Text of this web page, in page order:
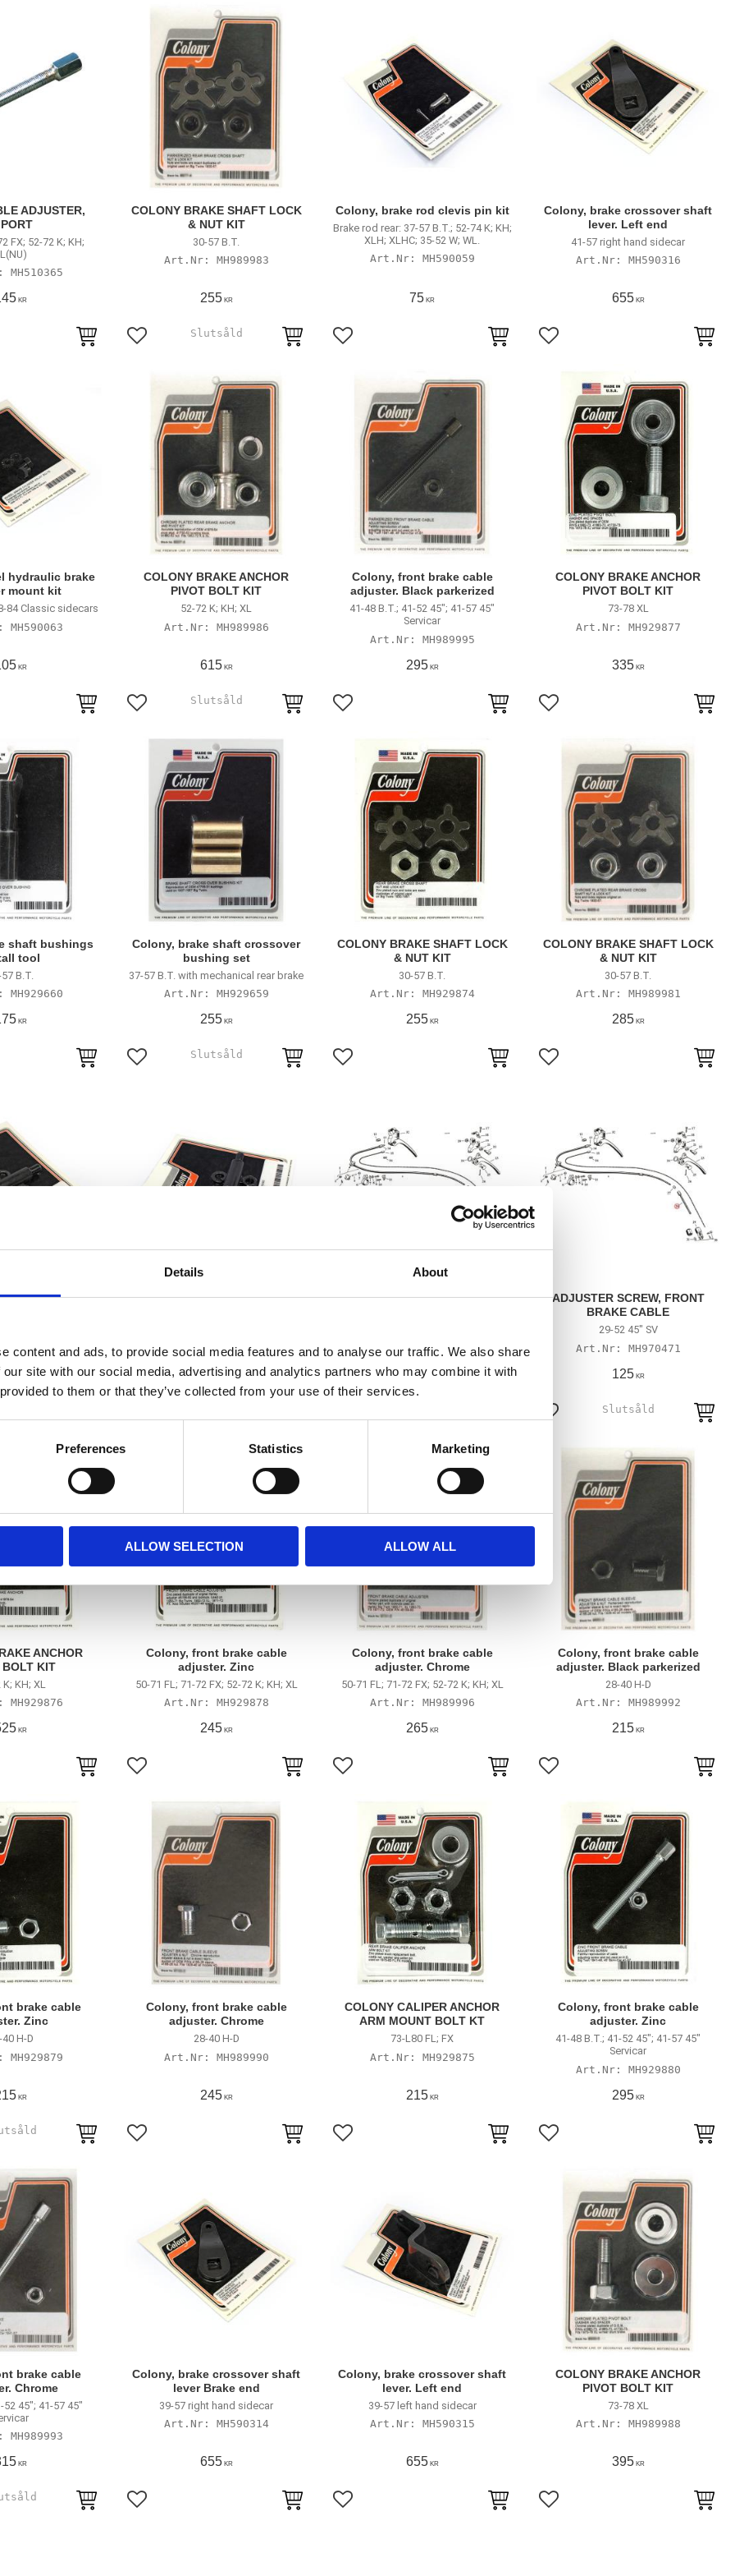
Details About
content and ads, to provide social media features and to analyse our traffic. We also share
site with our social media, advertising and analytics partners who may combine it with
to them or that they’ve collected from your use of their services.
Preferences Statistics Marketing
ALLOW SELECTION ALLOW ALL
ADJUSTER,
FX; 52-72 K; KH;
MH510365
KR
COLONY BRAKE SHAFT LOCK
& NUT KIT
30-57 B.T.
MH989983
255KR
Lägg till i favoriter
Colony, brake rod clevis pin kit
Brake rod rear: 37-57 B.T.; 52-74 K; KH;
XLH; XLHC; 35-52 W; WL.
MH590059
75 KR
Lägg till i favoriter
Colony, brake crossover shaft
lever. Left end
41-57 right hand sidecar
MH590316
655KR
Lägg till i favoriter
hydraulic brake
mount kit
84 Classic sidecars
MH590063
KR
COLONY BRAKE ANCHOR
PIVOT BOLT KIT
52-72 K; KH; XL
MH989986
615KR
Lägg till i favoriter
Colony, front brake cable
adjuster. Black parkerized
41-48 B.T.; 41-52 45"; 41-57 45"
Servicar
MH989995
295KR
Lägg till i favoriter
COLONY BRAKE ANCHOR
PIVOT BOLT KIT
73-78 XL
MH929877
335KR
Lägg till i favoriter
shaft bushings
tool
B.T.
MH929660
KR
Colony, brake shaft crossover
bushing set
37-57 B.T. with mechanical rear brake
MH929659
255KR
Lägg till i favoriter
COLONY BRAKE SHAFT LOCK
& NUT KIT
30-57 B.T.
MH929874
255KR
Lägg till i favoriter
COLONY BRAKE SHAFT LOCK
& NUT KIT
30-57 B.T.
MH989981
285KR
Lägg till i favoriter
lever stud kit
KR
Colony, brake lever stud install
MH590310
305KR
Lägg till i favoriter
ADJUSTER SCREW, FRONT
MH970474
135 KR
Lägg till i favoriter
ADJUSTER SCREW, FRONT
BRAKE CABLE
29-52 45" SV
MH970471
125KR
Lägg till i favoriter
ANCHOR
BOLT KIT
KH; XL
MH929876
KR
Colony, front brake cable
adjuster. Zinc
50-71 FL; 71-72 FX; 52-72 K; KH; XL
MH929878
245KR
Lägg till i favoriter
Colony, front brake cable
adjuster. Chrome
50-71 FL; 71-72 FX; 52-72 K; KH; XL
MH989996
265KR
Lägg till i favoriter
Colony, front brake cable
adjuster. Black parkerized
28-40 H-D
MH989992
215KR
Lägg till i favoriter
brake cable
Zinc
40 H-D
MH929879
KR
Colony, front brake cable
adjuster. Chrome
28-40 H-D
MH989990
245KR
Lägg till i favoriter
COLONY CALIPER ANCHOR
ARM MOUNT BOLT KT
73-L80 FL; FX
MH929875
215KR
Lägg till i favoriter
Colony, front brake cable
adjuster. Zinc
41-48 B.T.; 41-52 45"; 41-57 45"
Servicar
MH929880
295KR
Lägg till i favoriter
brake cable
Chrome
52 45"; 41-57 45"
MH989993
KR
Colony, brake crossover shaft
lever Brake end
39-57 right hand sidecar
MH590314
655KR
Lägg till i favoriter
Colony, brake crossover shaft
lever. Left end
39-57 left hand sidecar
MH590315
655KR
Lägg till i favoriter
COLONY BRAKE ANCHOR
PIVOT BOLT KIT
73-78 XL
MH989988
395KR
Lägg till i favoriter